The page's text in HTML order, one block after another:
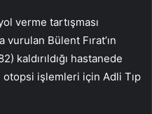
verme tartışması
Bülent Fırat’ın
kaldırıldığı hastanede
otopsi işlemleri için Adli Tıp